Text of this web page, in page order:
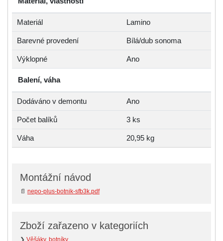
Materiál Lamino
Barevné provedení Bílá/dub sonoma
Výklopné Ano
Balení, váha
Dodáváno v demontu Ano
Počet balíků 3 ks
Váha 20,95 kg
Montážní návod
📄 nepo-plus-botnik-sfb3k.pdf
Zboží zařazeno v kategoriích
❯ Věšáky, botníky